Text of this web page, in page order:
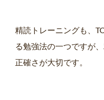
精読トレーニングも、
る勉強法の一つですが
正確さが大切です。